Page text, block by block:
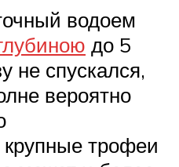
водоем
до 5
не спускался,
вероятно
трофеи